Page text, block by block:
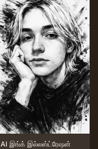
AI இங்க் இல்லஸ்ட்ரேஷன்